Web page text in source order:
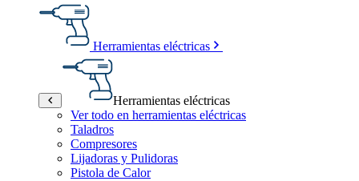
Herramientas eléctricas
Herramientas eléctricas
Ver todo en herramientas eléctricas
Taladros
Compresores
Lijadoras y Pulidoras
Pistola de Calor